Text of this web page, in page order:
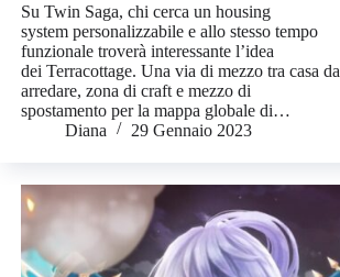
Su Twin Saga, chi cerca un housing
system personalizzabile e allo stesso tempo
funzionale troverà interessante l’idea
dei Terracottage. Una via di mezzo tra casa da
arredare, zona di craft e mezzo di
spostamento per la mappa globale di…
Diana
29 Gennaio 2023